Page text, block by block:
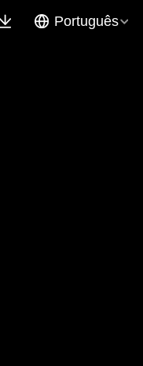
Português